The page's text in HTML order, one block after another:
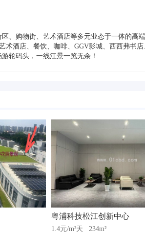
、购物街、艺术酒店等多元业态于一体的高
术酒店、餐饮、咖啡、GGV影城、西西弗书
轮码头，一线江景一览无余！
粤浦科技松江创新中心
1.4元/m²天 234m²